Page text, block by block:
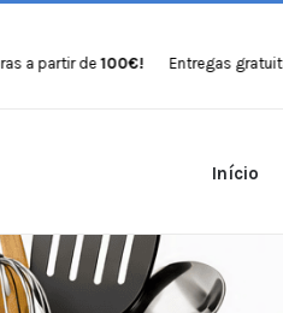
Entregas gratuitas com peso
Início